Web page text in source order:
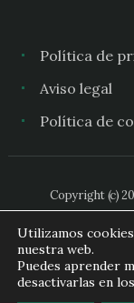
Política de
Aviso legal
Política de
Copyright (c)
Utilizamos
nuestra web.
Puedes aprender
desactivarlas en los